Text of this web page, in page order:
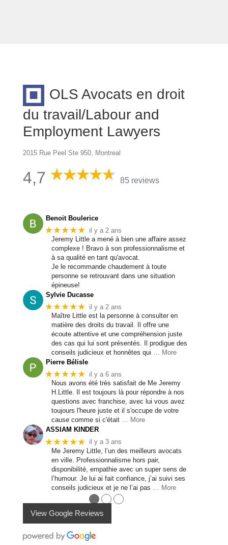
OLS Avocats en droit
du travail/Labour and
Employment Lawyers
2015 Rue Peel Ste 950, Montreal
4,7 85 reviews
Benoit Boulerice
★★★★★ il y a 2 ans
Jeremy Little a mené à bien une affaire assez
complexe ! Bravo à son professionnalisme et
à sa qualité en tant qu'avocat.
Je le recommande chaudement à toute
personne se retrouvant dans une situation
épineuse!
Sylvie Ducasse
★★★★★ il y a 2 ans
Maître Little est la personne à consulter en
matière des droits du travail. Il offre une
écoute attentive et une compréhension juste
des cas qui lui sont présentés. Il prodigue des
conseils judicieux et honnêtes qui … More
Pierre Bélisle
★★★★★ il y a 6 ans
Nous avons été très satisfait de Me Jeremy
H.Little. Il est toujours là pour répondre à nos
questions avec franchise, avec lui vous avez
toujours l'heure juste et il s'occupe de votre
cause comme si c'était … More
ASSIAM KINDER
★★★★★ il y a 3 ans
Me Jeremy Little, l’un des meilleurs avocats
en ville. Professionnalisme hors pair,
disponibilité, empathie avec un super sens de
l’humour. Je lui ai fait confiance, j’ai suivi ses
conseils judicieux et je ne l’ai pas
… More
●●●
View Google Reviews